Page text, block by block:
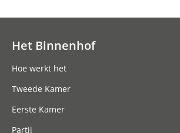
Het Binnenhof
Hoe werkt het
Tweede Kamer
Eerste Kamer
Partij